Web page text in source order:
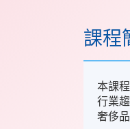
課程
本課
行業
奢侈